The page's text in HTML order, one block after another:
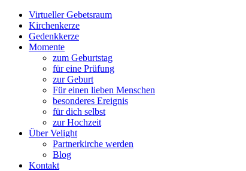
Virtueller Gebetsraum
Kirchenkerze
Gedenkkerze
Momente
zum Geburtstag
für eine Prüfung
zur Geburt
Für einen lieben Menschen
besonderes Ereignis
für dich selbst
zur Hochzeit
Über Velight
Partnerkirche werden
Blog
Kontakt